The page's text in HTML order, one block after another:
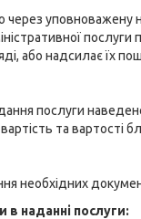
через уповноважену
послуги
або надсилає їх
послуги
та вартості
необхідних
в наданні послуги: